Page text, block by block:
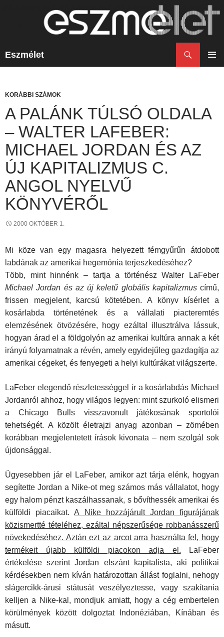
Eszmélet
KORÁBBI SZÁMOK
A PALÁNK TÚLSÓ OLDALA
– WALTER LAFEBER:
MICHAEL JORDAN ÉS AZ
ÚJ KAPITALIZMUS C.
ANGOL NYELVŰ
KÖNYVÉRŐL
2000 OKTÓBER 1.
Mi köze van egy magasra helyezett fémgyűrűn átdobott
labdának az amerikai hegemónia terjeszkedéséhez?
Több, mint hinnénk – tartja a történész Walter LaFeber
Michael Jordan és az új keletű globális kapitalizmuscímű,
frissen megjelent, karcsú kötetében. A könyv kísérlet a
kosárlabda történetének és a vállalati piacteremtés
elemzésének ötvözésére, hogy ezáltal illusztrálva lássuk,
hogyan árad el a földgolyón az amerikai kultúra annak a két
irányú folyamatnak a révén, amely egyidejűleg gazdagítja az
amerikai cégeket, és fenyegeti a helyi kultúrákat világszerte.
LaFeber elegendő részletességgel ír a kosárlabdás Michael
Jordanról ahhoz, hogy világos legyen: mint szurkoló elismeri
a Chicago Bulls visszavonult játékosának sportolói
tehetségét. A közölt életrajzi anyag azonban – zömében
korábban megjelentetett írások kivonata – nem szolgál sok
újdonsággal.
Ügyesebben jár el LaFeber, amikor azt tárja elénk, hogyan
segítette Jordan a Nike-ot meg számos más vállalatot, hogy
egy halom pénzt kaszálhassanak, s bővíthessék amerikai és
külföldi piacaikat.A Nike hozzájárult Jordan figurájának
közismertté tételéhez, ezáltal népszerűsége robbanásszerű
növekedéséhez. Aztán ezt az arcot arra használta fel, hogy
termékeit újabb külföldi piacokon adja el. LaFeber
értékelése szerint Jordan elszánt kapitalista, aki politikai
kérdésekben nem kíván határozottan állást foglalni, nehogy
slágercikk-árusi státusát veszélyeztesse, vagy szakítania
kelljen a Nike-kal, mondjuk amiatt, hogy a cég embertelen
körülmények között dolgoztat Indonéziában, Kínában és
másutt.